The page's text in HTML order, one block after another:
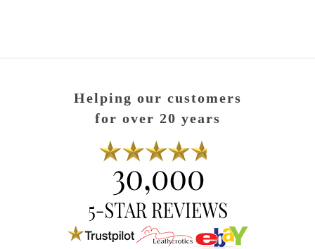
Helping our customers
for over 20 years